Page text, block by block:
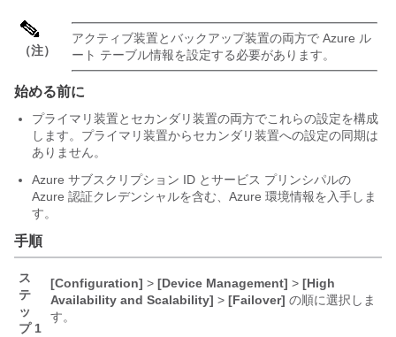
（注）
アクティブ装置とバックアップ装置の両方で Azure ル
ート テーブル情報を設定する必要があります。
始める前に
プライマリ装置とセカンダリ装置の両方でこれらの設定を構成
します。プライマリ装置からセカンダリ装置への設定の同期は
ありません。
Azure サブスクリプション ID とサービス プリンシパルの
Azure 認証クレデンシャルを含む、Azure 環境情報を入手しま
す。
手順
ス
テ
ッ
プ 1
[Configuration] > [Device Management] > [High
Availability and Scalability] > [Failover] の順に選択しま
す。